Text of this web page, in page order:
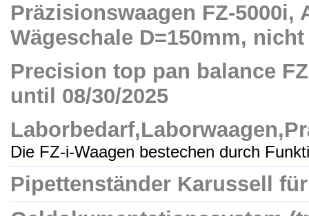
Präzisionswaagen FZ-
Wägeschale D=150mm,
Precision top pan balance
until 08/30/2025
Die FZ-i-Waagen bestechen durch
Pipettenständer Karussell